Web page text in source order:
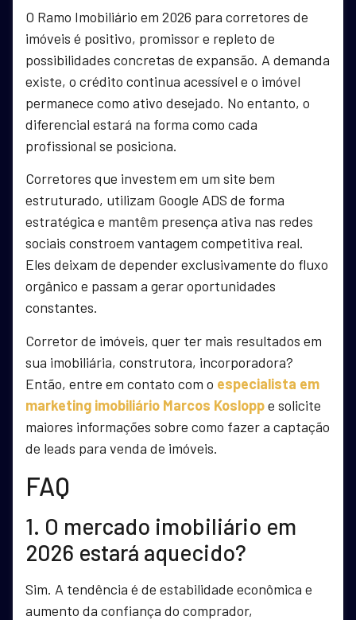
O Ramo Imobiliário em 2026 para corretores de
imóveis é positivo, promissor e repleto de
possibilidades concretas de expansão. A demanda
existe, o crédito continua acessível e o imóvel
permanece como ativo desejado. No entanto, o
diferencial estará na forma como cada
profissional se posiciona.
Corretores que investem em um site bem
estruturado, utilizam Google ADS de forma
estratégica e mantêm presença ativa nas redes
sociais constroem vantagem competitiva real.
Eles deixam de depender exclusivamente do fluxo
orgânico e passam a gerar oportunidades
constantes.
Corretor de imóveis, quer ter mais resultados em
sua imobiliária, construtora, incorporadora?
Então, entre em contato com o especialista em
marketing imobiliário Marcos Kosloppe solicite
maiores informações sobre como fazer a captação
de leads para venda de imóveis.
FAQ
1. O mercado imobiliário em
2026 estará aquecido?
Sim. A tendência é de estabilidade econômica e
aumento da confiança do comprador,